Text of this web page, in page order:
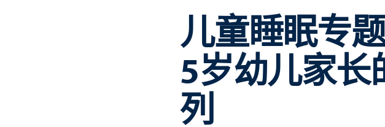
儿童睡眠专
5岁幼儿家长
列